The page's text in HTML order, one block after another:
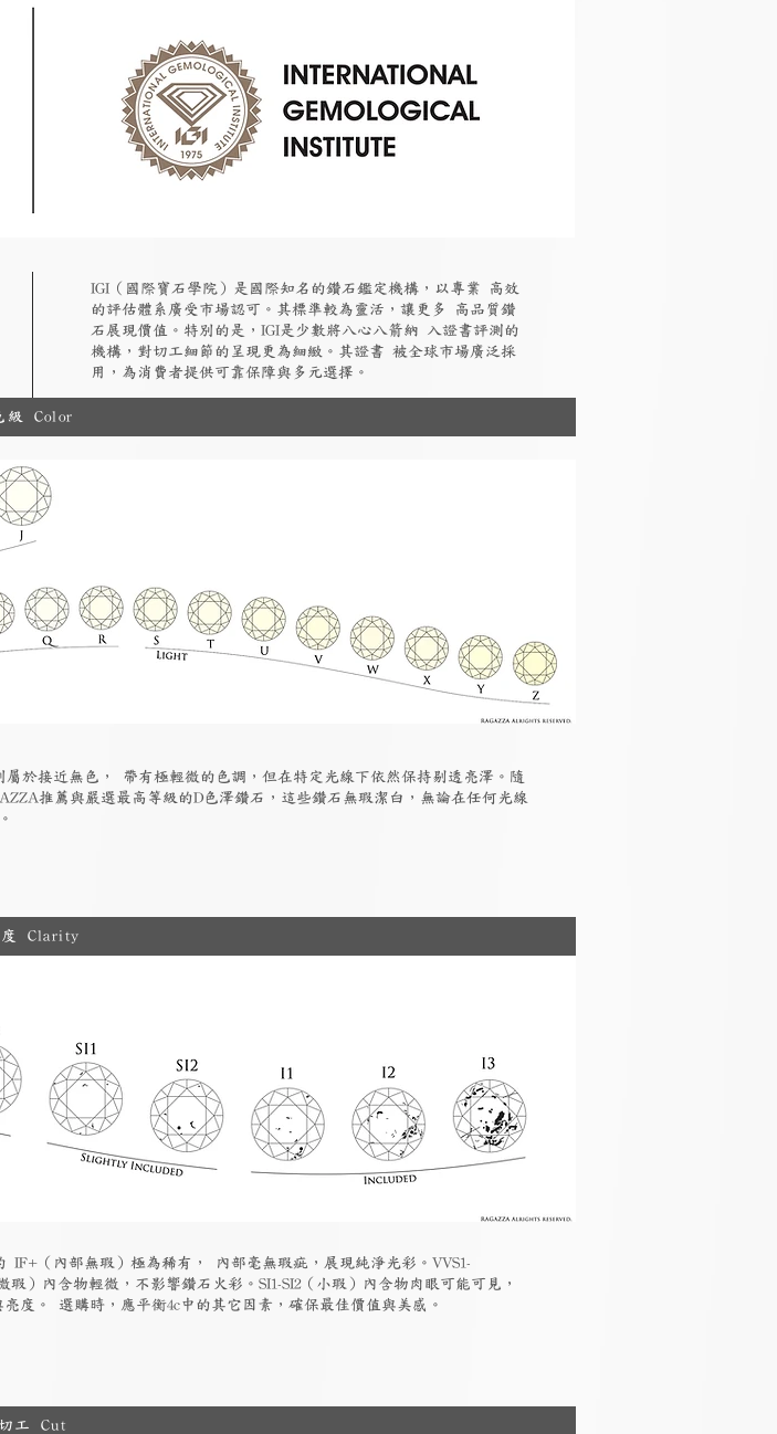
​IGI（國際寶石學院）是國際知名的鑽石鑑定機構，以專業 高效
的評估體系廣受市場認可。其標準較為靈活，讓更多 高品質鑽
石展現價值。特別的是，IGI是少數將八心八箭納 入證書評測的
機構，對切工細節的呈現更為細緻。其證書 被全球市場廣泛採
用，為消費者提供可靠保障與多元選擇。
色級 Color
於接近無色， 帶有極輕微的色調，但在特定光線下依然保持剔透亮澤。隨
推薦與嚴選最高等級的D色澤鑽石，這些鑽石無瑕潔白，無論在任何光線
淨度 Clarity
（內部無瑕）極為稀有， 內部毫無瑕疵，展現純淨光彩。VVS1-
）內含物輕微，不影響鑽石火彩。SI1-SI2（小瑕）內含物肉眼可能可見，
度。 選購時，應平衡4c中的其它因素，確保最佳價值與美感。
切工 Cut